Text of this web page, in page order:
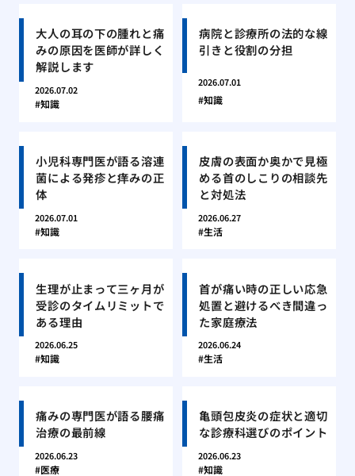
大人の耳の下の腫れと痛
みの原因を医師が詳しく
解説します
2026.07.02
知識
病院と診療所の法的な線
引きと役割の分担
2026.07.01
知識
小児科専門医が語る溶連
菌による発疹と痒みの正
体
2026.07.01
知識
皮膚の表面か奥かで見極
める首のしこりの相談先
と対処法
2026.06.27
生活
生理が止まって三ヶ月が
受診のタイムリミットで
ある理由
2026.06.25
知識
首が痛い時の正しい応急
処置と避けるべき間違っ
た家庭療法
2026.06.24
生活
痛みの専門医が語る腰痛
治療の最前線
2026.06.23
医療
亀頭包皮炎の症状と適切
な診療科選びのポイント
2026.06.23
知識